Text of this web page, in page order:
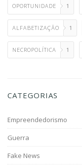
OPORTUNIDADE 1
ALFABETIZAÇÃO 1
NECROPOLÍTICA 1
CATEGORIAS
Empreendedorismo
Guerra
Fake News